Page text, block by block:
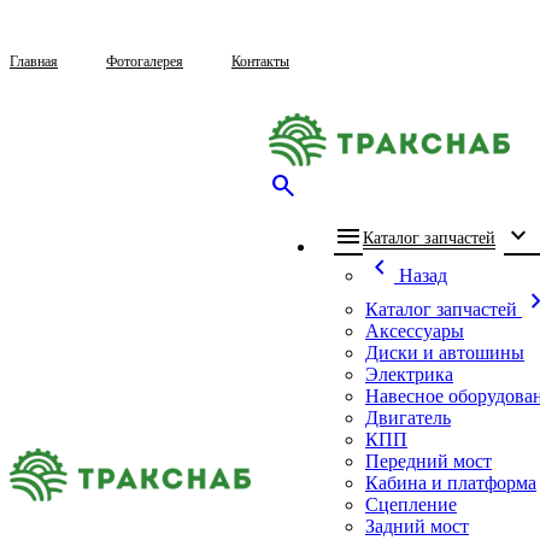
Главная Фотогалерея Контакты
search
menu Каталог запчастей expand_more
chevron_left
Назад
Каталог запчастей
chevron_right
Аксессуары
Диски и автошины
Электрика
Навесное
Двигатель
КПП
Передний мост
Кабина и платформа
Сцепление
Задний мост